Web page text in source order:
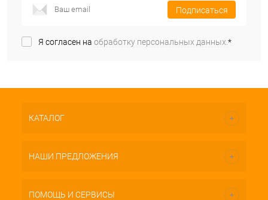
Подписаться
Я согласен на обработку персональных данных.*
КАТАЛОГ
НАШИ ПРЕДЛОЖЕНИЯ
ПОМОЩЬ И СЕРВИСЫ